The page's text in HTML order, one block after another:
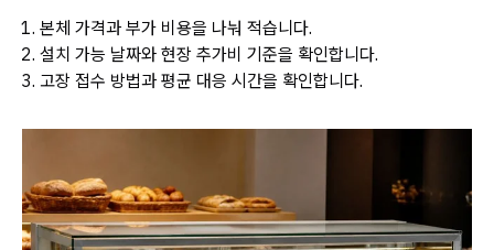
본체 가격과 부가 비용을 나눠 적습니다.
설치 가능 날짜와 현장 추가비 기준을 확인합니다.
고장 접수 방법과 평균 대응 시간을 확인합니다.